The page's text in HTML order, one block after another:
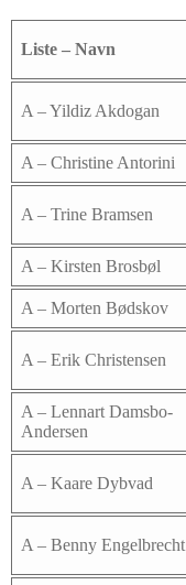
Liste – Navn
A – Yildiz Akdogan
A – Christine Antorini
A – Trine Bramsen
A – Kirsten Brosbøl
A – Morten Bødskov
A – Erik Christensen
A – Lennart Damsbo-
Andersen
A – Kaare Dybvad
A – Benny Engelbrecht